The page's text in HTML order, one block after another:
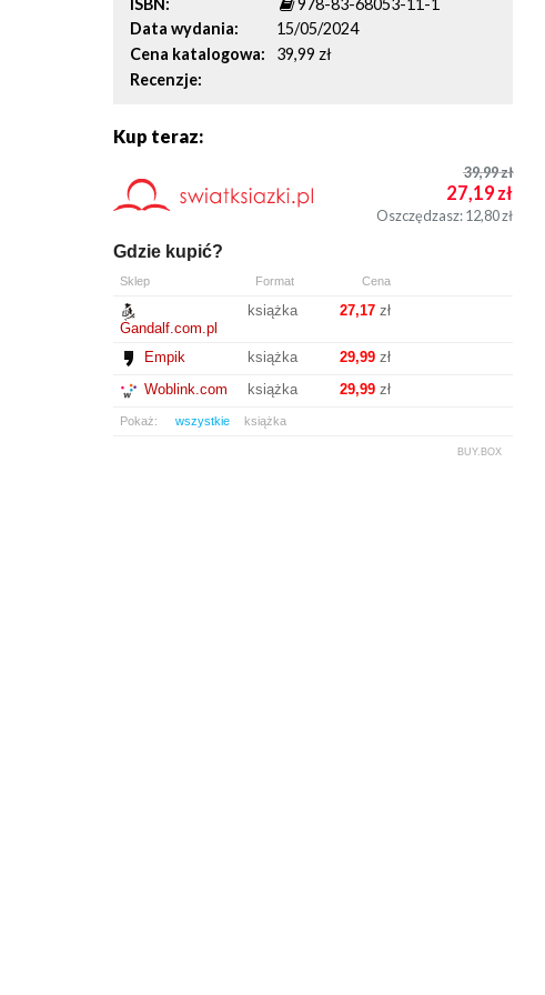
Data wydania
15/05/2024
Cena katalogowa
39,99 zł
Recenzje
Kup teraz:
39,99zł
27,19zł
Oszczędzasz: 12,80zł
Gdzie kupić?
Sklep Format Cena
Gandalf.com.pl
książka 27,17zł
Empik książka 29,99zł
Woblink.com
książka 29,99zł
Pokaż: wszystkie książka
BUY.BOX